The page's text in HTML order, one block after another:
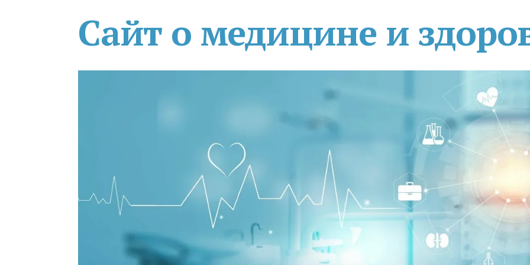
Сайт о медицине и